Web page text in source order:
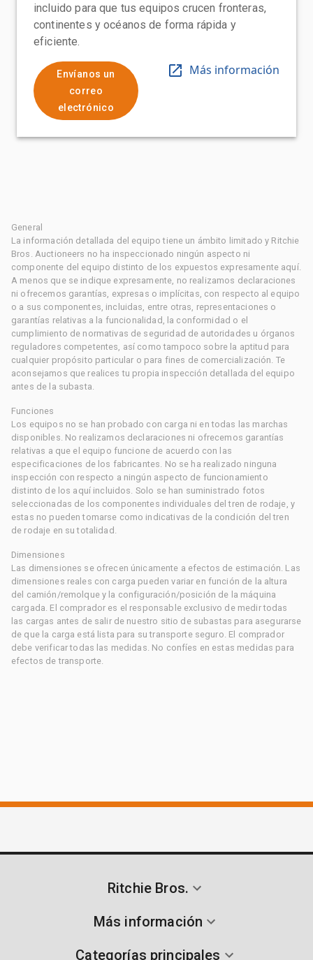
incluido para que tus equipos crucen fronteras,
continentes y océanos de forma rápida y
eficiente.
Envíanos un
correo
electrónico
Más información
General
La información detallada del equipo tiene un ámbito limitado y Ritchie
Bros. Auctioneers no ha inspeccionado ningún aspecto ni
componente del equipo distinto de los expuestos expresamente aquí.
A menos que se indique expresamente, no realizamos declaraciones
ni ofrecemos garantías, expresas o implícitas, con respecto al equipo
o a sus componentes, incluidas, entre otras, representaciones o
garantías relativas a la funcionalidad, la conformidad o el
cumplimiento de normativas de seguridad de autoridades u órganos
reguladores competentes, así como tampoco sobre la aptitud para
cualquier propósito particular o para fines de comercialización. Te
aconsejamos que realices tu propia inspección detallada del equipo
antes de la subasta.
Funciones
Los equipos no se han probado con carga ni en todas las marchas
disponibles. No realizamos declaraciones ni ofrecemos garantías
relativas a que el equipo funcione de acuerdo con las
especificaciones de los fabricantes. No se ha realizado ninguna
inspección con respecto a ningún aspecto de funcionamiento
distinto de los aquí incluidos. Solo se han suministrado fotos
seleccionadas de los componentes individuales del tren de rodaje, y
estas no pueden tomarse como indicativas de la condición del tren
de rodaje en su totalidad.
Dimensiones
Las dimensiones se ofrecen únicamente a efectos de estimación. Las
dimensiones reales con carga pueden variar en función de la altura
del camión/remolque y la configuración/posición de la máquina
cargada. El comprador es el responsable exclusivo de medir todas
las cargas antes de salir de nuestro sitio de subastas para asegurarse
de que la carga está lista para su transporte seguro. El comprador
debe verificar todas las medidas. No confíes en estas medidas para
efectos de transporte.
Ritchie Bros.
Más información
Categorías principales